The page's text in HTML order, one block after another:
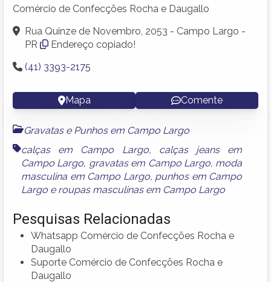
Comércio de Confecções Rocha e Daugallo
Rua Quinze de Novembro, 2053 - Campo Largo -
PR
Endereço copiado!
(41) 3393-2175
Mapa Comente
Gravatas e Punhos em Campo Largo
calças em Campo Largo, calças jeans em
Campo Largo, gravatas em Campo Largo, moda
masculina em Campo Largo, punhos em Campo
Largo e roupas masculinas em Campo Largo
Pesquisas Relacionadas
Whatsapp Comércio de Confecções Rocha e
Daugallo
Suporte Comércio de Confecções Rocha e
Daugallo